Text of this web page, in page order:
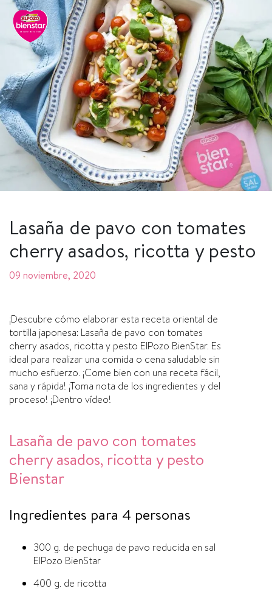
Lasaña de pavo con tomates
cherry asados, ricotta y pesto
09 noviembre, 2020
¡Descubre cómo elaborar esta receta oriental de
tortilla japonesa: Lasaña de pavo con tomates
cherry asados, ricotta y pesto ElPozo BienStar. Es
ideal para realizar una comida o cena saludable sin
mucho esfuerzo. ¡Come bien con una receta fácil,
sana y rápida! ¡Toma nota de los ingredientes y del
proceso! ¡Dentro ví­deo!
Lasaña de pavo con tomates
cherry asados, ricotta y pesto
Bienstar
Ingredientes para 4 personas
300 g. de pechuga de pavo reducida en sal
ElPozo BienStar
400 g. de ricotta